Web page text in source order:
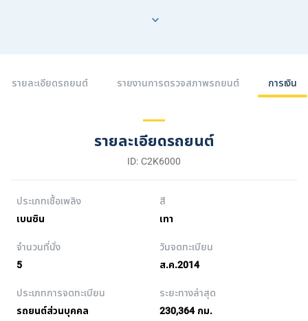
รายละเอียดรถยนต์ รายงานการตรวจสภาพรถยนต์ การเงิน
รายละเอียดรถยนต์
ID: C2K6000
ประเภทเชื้อเพลิง
เบนซิน
สี
เทา
จำนวนที่นั่ง
5
วันจดทะเบียน
ส.ค.2014
ประเภทการจดทะเบียน
รถยนต์ส่วนบุคคล
ระยะทางล่าสุด
230,364 กม.